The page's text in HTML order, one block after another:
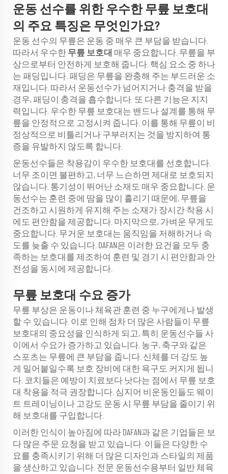
운동 선수를 위한 우수한 무릎 보호대
의 주요 특징은 무엇인가요?
운동 선수의 무릎은 운동 중 매우 큰 부담을 받습니다.
따라서 우수한 무릎 보호대 매우 중요합니다. 무릎을 부
상으로부터 안전하게 보호해 줍니다. 핵심 요소 중 하나
는 패딩입니다. 패딩은 무릎을 완충해 주는 부드러운 소
재입니다. 따라서 운동선수가 넘어지거나 충격을 받을
경우, 패딩이 충격을 흡수합니다. 또 다른 기능은 지지
력입니다. 우수한 무릎 보호대는 밴드나 설계를 통해 무
릎을 안정적으로 고정시켜 줍니다. 이를 통해 무릎이 비
정상적으로 비틀리거나 구부러지는 것을 방지하여 통
증을 유발하지 않도록 합니다.
운동선수들은 착용감이 우수한 보호대를 선호합니다.
너무 조이면 불편하고, 너무 느슨하면 제대로 보호되지
않습니다. 통기성이 뛰어난 소재도 매우 중요합니다. 운
동선수는 훈련 중에 땀을 많이 흘리기 때문에, 무릎을
건조하고 시원하게 유지해 주는 소재가 장시간 착용 시
에도 편안함을 제공합니다. 마지막으로, 가벼운 무게도
중요합니다. 무거운 보호대는 움직임을 저해하거나 속
도를 늦출 수 있습니다. DAFAN은 이러한 요건을 모두 충
족하는 보호대를 제조하여 훈련 및 경기 시 편안함과 안
전성을 동시에 제공합니다.
무릎 보호대 수요 증가
무릎 부상은 운동이나 체육관 훈련 중 누구에게나 발생
할 수 있습니다. 이로 인해 점차 더 많은 사람들이 무릎
보호대의 중요성을 인식하게 되고, 특히 운동선수들 사
이에서 수요가 증가하고 있습니다. 농구, 축구와 같은
스포츠는 무릎에 큰 부담을 줍니다. 신체를 더 강도 높
게 밀어붙일수록 보호 장비에 대한 욕구도 커지게 됩니
다. 코치들은 예방이 치료보다 낫다는 점에서 무릎 보호
대 착용을 적극 권장합니다. 심지어 비운동인들도 웨이
트 트레이닝이나 고강도 운동 시 무릎 부담을 줄이기 위
해 보호대를 구입합니다.
이러한 인식이 높아짐에 따라 DAFAN과 같은 기업들은 보
다 많은 주문 요청을 받고 있습니다. 이들은 다양한 수
요를 충족시키기 위해 더 많은 디자인과 스타일의 제품
을 생산하고 있습니다. 전문 운동선수용부터 일반 체육